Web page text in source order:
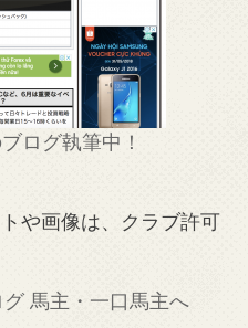
ログ執筆中！
や画像は、クラブ許可